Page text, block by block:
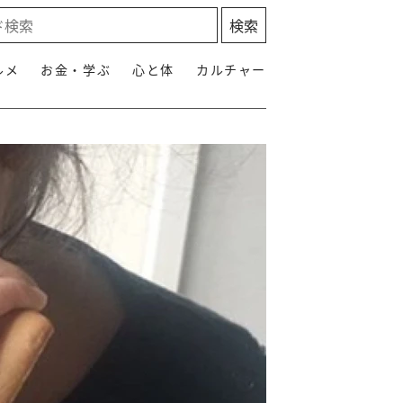
お金・学ぶ 心と体 カルチャー